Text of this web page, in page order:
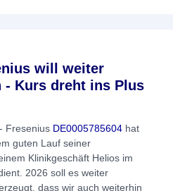
will weiter
- Kurs dreht ins Plus
Fresenius DE0005785604 hat
guten Lauf seiner
Klinikgeschäft Helios im
2026 soll es weiter
dass wir auch weiterhin